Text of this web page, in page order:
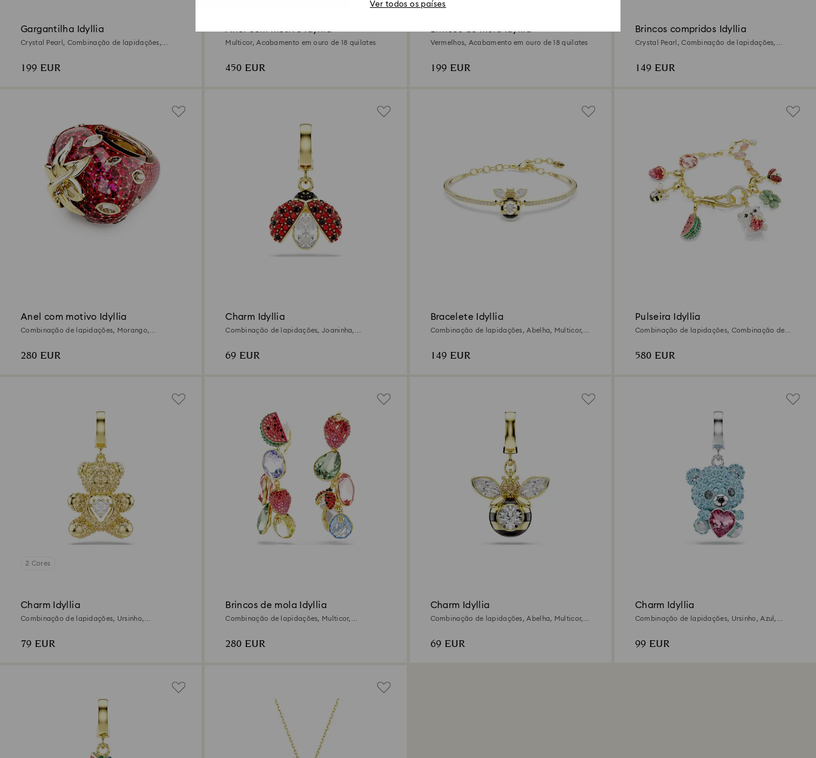
Gargantilha Idyllia
Crystal Pearl, Combinação de lapidações,
199 EUR
Anel com motivo Idyllia
Multicor, Acabamento em ouro de 18 quilates
450 EUR
Brincos de mola Idyllia
Vermelhos, Acabamento em ouro de 18 quilates
199 EUR
Brincos compridos Idyllia
Crystal Pearl, Combinação de lapidações,
149 EUR
Anel com motivo Idyllia
Combinação de lapidações, Morango,
280 EUR
Charm Idyllia
Combinação de lapidações, Joaninha,
69 EUR
Bracelete Idyllia
Combinação de lapidações, Abelha, Multicor,
149 EUR
Pulseira Idyllia
Combinação de lapidações, Combinação de
580 EUR
2 Cores
Charm Idyllia
Combinação de lapidações, Ursinho,
79 EUR
Brincos de mola Idyllia
Combinação de lapidações, Multicor,
280 EUR
Charm Idyllia
Combinação de lapidações, Abelha, Multicor,
69 EUR
Charm Idyllia
Combinação de lapidações, Ursinho, Azul,
99 EUR
Ver todos os países